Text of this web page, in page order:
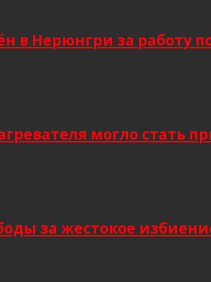
в Нерюнгри за работу
могло стать
за жестокое